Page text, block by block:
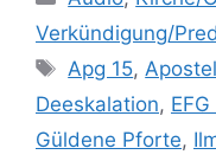
Verkündigung/
Schlagwörter
Apg 15,
Deeskalation,
Güldene Pforte,